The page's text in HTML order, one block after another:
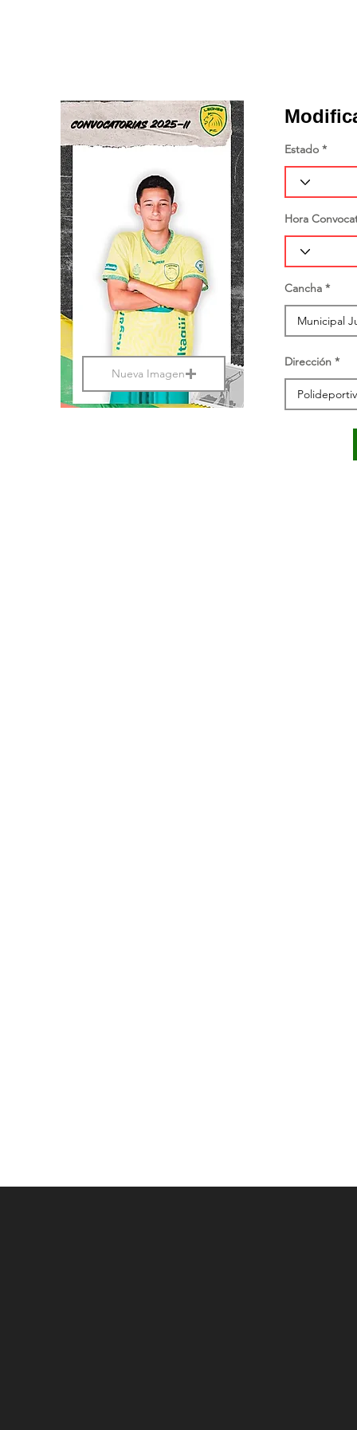
Nueva Imagen
Estado
Hora
Cancha
Dirección